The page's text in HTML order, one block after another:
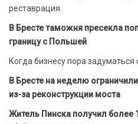
реставрация
В Бресте таможня пресекла
границу с Польшей
Когда бизнесу пора задуматься
В Бресте на неделю
из-за реконструкции моста
Житель Пинска получил более